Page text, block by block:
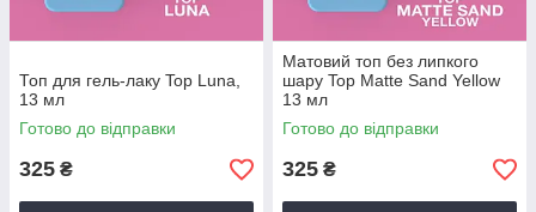
Топ для гель-лаку Top Luna,
13 мл
Готово до відправки
325 ₴
Матовий топ без липкого
шару Top Matte Sand Yellow
13 мл
Готово до відправки
325 ₴